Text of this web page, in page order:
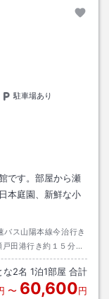
駐車場あり
です。部屋から瀬
本庭園、新鮮な小
ス山陽本線今治行き
田港行き約１５分瀬
な2名 1泊1部屋 合計
〜 60,600円